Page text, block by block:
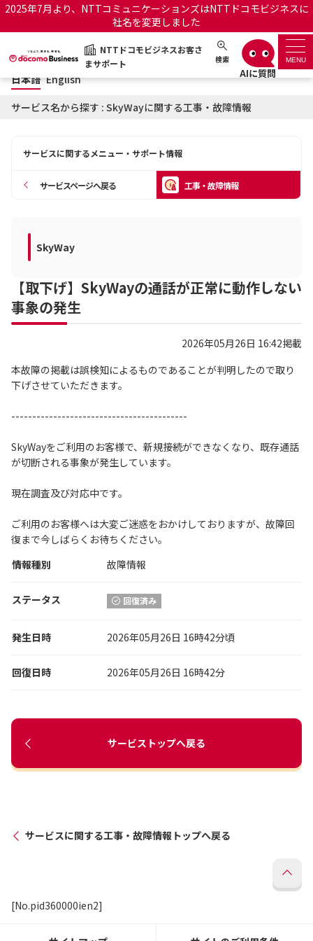
2025年7月より、NTTコミュニケーションズはNTTドコモビジネスに
社名を変更しました
NTTドコモビジネスお客さ
まサポート
検索 MENU
NTTドコモビジネスお客さまサポート 日本語 English
サポートトップ
OCNのお客さまはこちら
オフィシャルサイト
日本語 English
サービス名から探す : SkyWayに関する工事・故障情報
サービスに関するメニュー・サポート情報
サービスページへ戻る 工事・故障情報
SkyWay
【取下げ】SkyWayの通話が正常に動作しない
事象の発生
2026年05月26日 16:42掲載
本故障の掲載は誤検知によるものであることが判明したので取り
下げさせていただきます。
------------------------------------------
SkyWayをご利用のお客様で、新規接続ができなくなり、既存通話
が切断される事象が発生しています。
現在調査及び対応中です。
ご利用のお客様へは大変ご迷惑をおかけしておりますが、故障回
復まで今しばらくお待ちください。
情報種別
故障情報
ステータス 回復済み
発生日時 2026年05月26日 16時42分頃
回復日時 2026年05月26日 16時42分
サービストップへ戻る
サービスに関する工事・故障情報トップへ戻る
[No.pid360000ien2]